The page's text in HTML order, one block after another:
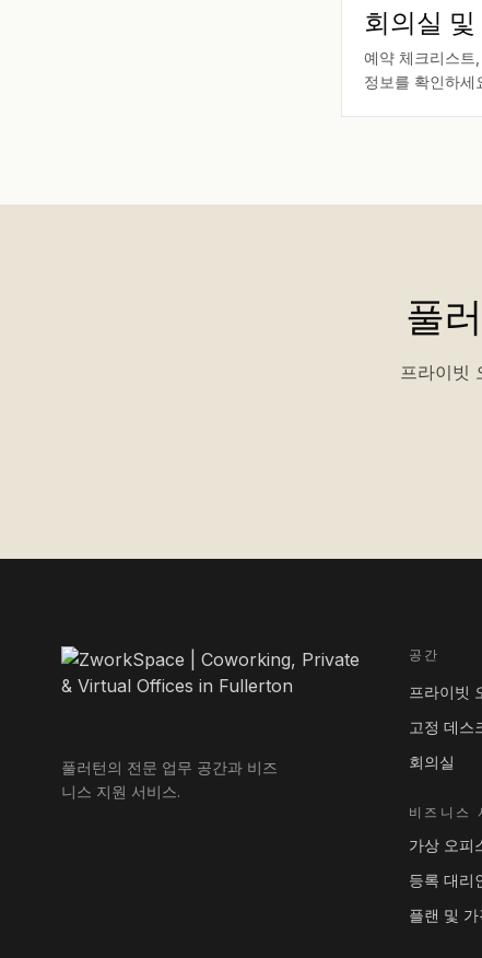
회의실
예약 체크리스트
정보를 확인하세
풀
프라이빗
풀러턴의 전문 업무 공간과 비즈
니스 지원 서비스.
공간
프라이빗
고정 데스
회의실
비즈니스
가상 오피
등록 대리
플랜 및 가